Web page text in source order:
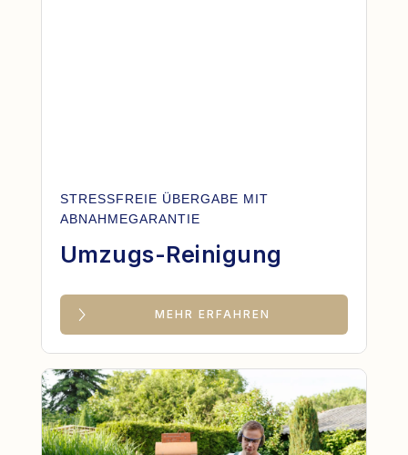
STRESSFREIE ÜBERGABE MIT
ABNAHMEGARANTIE
Umzugs-Reinigung
MEHR ERFAHREN